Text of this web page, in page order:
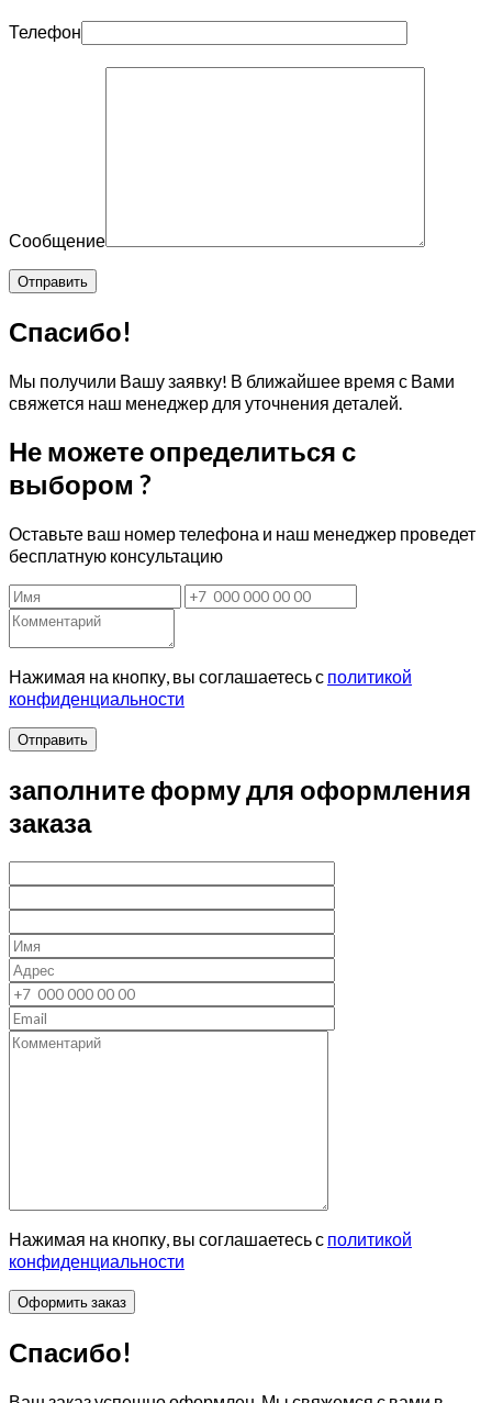
Телефон
Сообщение
Спасибо!
Мы получили Вашу заявку! В ближайшее время с Вами
свяжется наш менеджер для уточнения деталей.
Не можете определиться с
выбором ?
Оставьте ваш номер телефона и наш менеджер проведет
бесплатную консультацию
Нажимая на кнопку, вы соглашаетесь с политикой
конфиденциальности
Отправить
заполните форму для оформления
заказа
Нажимая на кнопку, вы соглашаетесь с политикой
конфиденциальности
Спасибо!